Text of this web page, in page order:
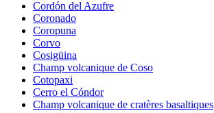
Cordón del Azufre
Coronado
Coropuna
Corvo
Cosigüina
Champ volcanique de Coso
Cotopaxi
Cerro el Cóndor
Champ volcanique de cratères basaltiques